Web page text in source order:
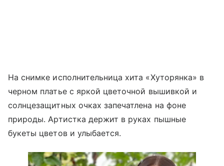
На снимке исполнительница хита «Хуторянка» в
черном платье с яркой цветочной вышивкой и
солнцезащитных очках запечатлена на фоне
природы. Артистка держит в руках пышные
букеты цветов и улыбается.